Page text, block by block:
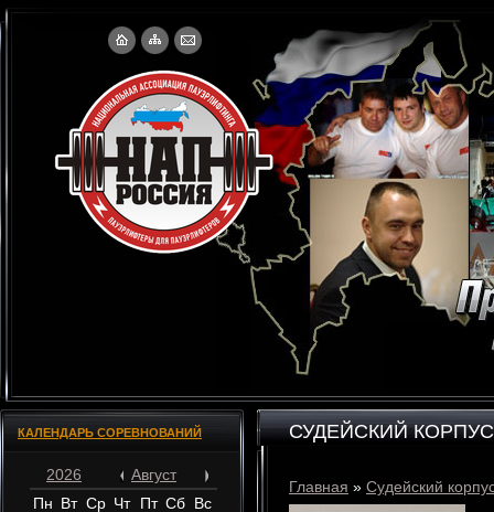
КАЛЕНДАРЬ СОРЕВНОВАНИЙ
2026
Август
Пн Вт Ср Чт Пт Сб Вс
СУДЕЙСКИЙ КОРПУС
Главная » Судейский